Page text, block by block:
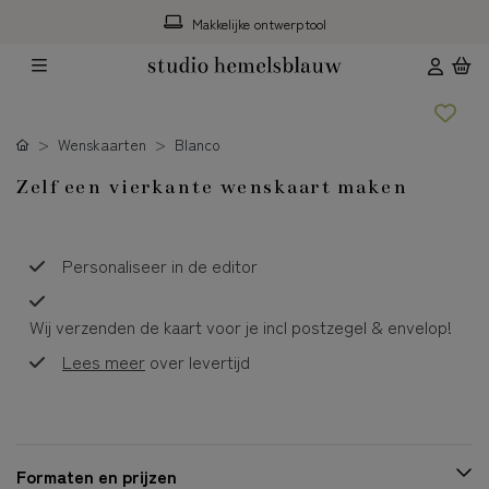
Makkelijke ontwerptool
Wenskaarten Blanco
Zelf een vierkante wenskaart maken
Personaliseer in de editor
Wij verzenden de kaart voor je incl postzegel & envelop!
Lees meer over levertijd
Formaten en prijzen